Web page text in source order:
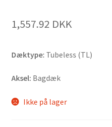
1,557.92 DKK
Dæktype: Tubeless (TL)
Aksel: Bagdæk
Ikke på lager